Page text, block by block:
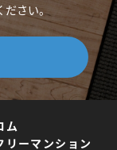
さい。
ム
リーマンション